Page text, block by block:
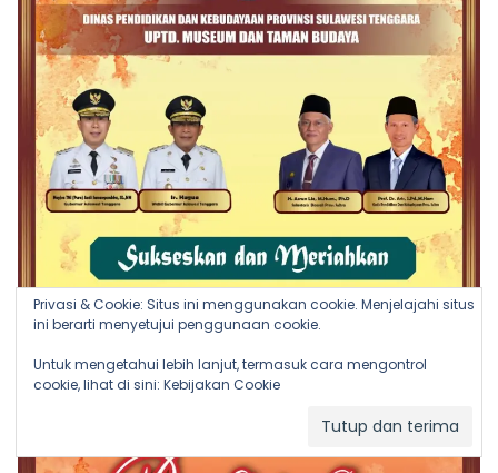
Privasi & Cookie: Situs ini menggunakan cookie. Menjelajahi situs
ini berarti menyetujui penggunaan cookie.
Untuk mengetahui lebih lanjut, termasuk cara mengontrol
cookie, lihat di sini: Kebijakan Cookie